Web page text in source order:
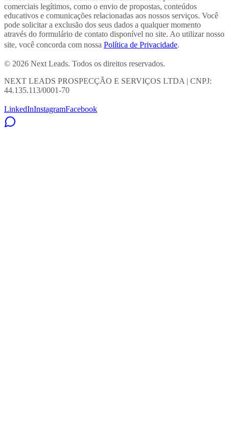
comerciais legítimos, como o envio de propostas, conteúdos
educativos e comunicações relacionadas aos nossos serviços. Você
pode solicitar a exclusão dos seus dados a qualquer momento
através do formulário de contato disponível no site. Ao utilizar nosso
site, você concorda com nossa Política de Privacidade.
© 2026 Next Leads. Todos os direitos reservados.
NEXT LEADS PROSPECÇÃO E SERVIÇOS LTDA | CNPJ:
44.135.113/0001-70
LinkedInInstagramFacebook